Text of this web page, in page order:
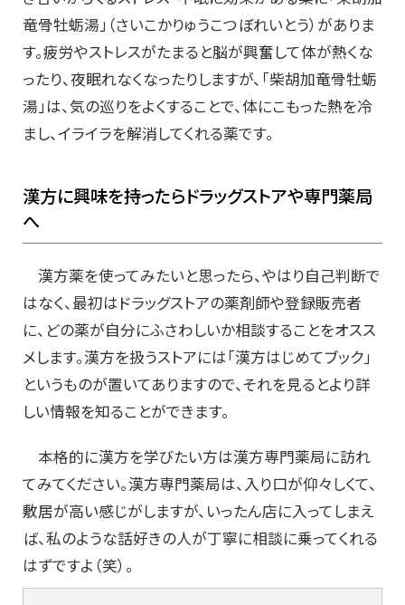
竜骨牡蛎湯」（さいこかりゅうこつぼれいとう）がありま
す。疲労やストレスがたまると脳が興奮して体が熱くな
ったり、夜眠れなくなったりしますが、「柴胡加竜骨牡蛎
湯」は、気の巡りをよくすることで、体にこもった熱を冷
まし、イライラを解消してくれる薬です。
漢方に興味を持ったらドラッグストアや専門薬局
へ
漢方薬を使ってみたいと思ったら、やはり自己判断で
はなく、最初はドラッグストアの薬剤師や登録販売者
に、どの薬が自分にふさわしいか相談することをオスス
メします。漢方を扱うストアには「漢方はじめてブック」
というものが置いてありますので、それを見るとより詳
しい情報を知ることができます。
本格的に漢方を学びたい方は漢方専門薬局に訪れ
てみてください。漢方専門薬局は、入り口が仰々しくて、
敷居が高い感じがしますが、いったん店に入ってしまえ
ば、私のような話好きの人が丁寧に相談に乗ってくれる
はずですよ（笑）。